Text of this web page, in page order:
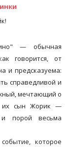
— обычная
говорится, от
и предсказуема:
справедливой и
мечтающий о
их сын Жорик —
порой весьма
которое